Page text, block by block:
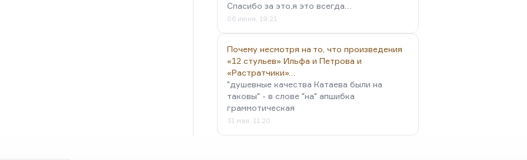
Спасибо за это,я это всегда…
06 июня, 19:21
Почему несмотря на то, что произведения
«12 стульев» Ильфа и Петрова и
«Растратчики»…
"душевные качества Катаева были на
таковы" - в слове "на" апшибка
граммотическая
31 мая, 11:20